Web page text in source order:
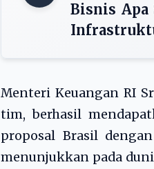
Bisnis Apa
Menteri Keuangan RI
tim, berhasil
proposal Brasil
menunjukkan pada